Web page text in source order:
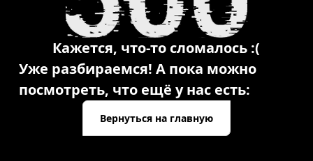
Кажется, что-то сломалось :(
Уже разбираемся! А пока можно
посмотреть, что ещё у нас есть:
Вернуться на главную